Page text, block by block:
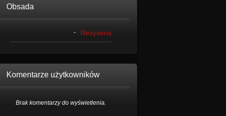
Obsada
- Reżyseria
Komentarze użytkowników
Brak komentarzy do wyświetlenia.